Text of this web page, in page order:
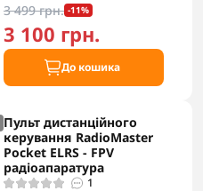
3 499 грн. -11%
3 100 грн.
До кошика
Пульт дистанційного
керування RadioMaster
Pocket ELRS - FPV
радіоапаратура
1